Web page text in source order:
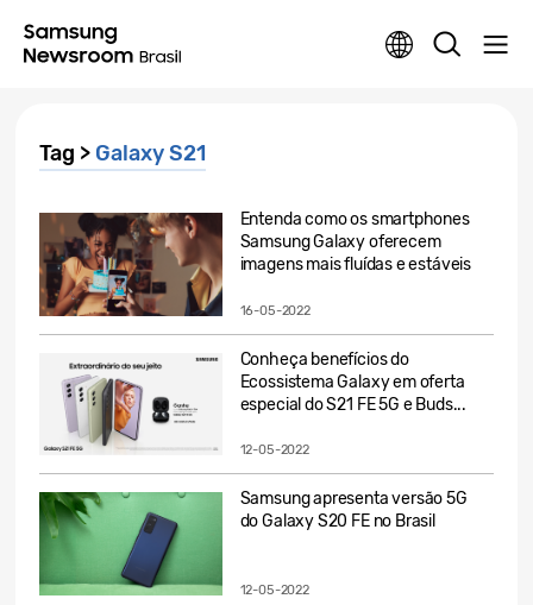
Tag > Galaxy S21
Entenda como os smartphones
Samsung Galaxy oferecem
imagens mais fluídas e estáveis
16-05-2022
Conheça benefícios do
Ecossistema Galaxy em oferta
especial do S21 FE 5G e Buds...
12-05-2022
Samsung apresenta versão 5G
do Galaxy S20 FE no Brasil
12-05-2022